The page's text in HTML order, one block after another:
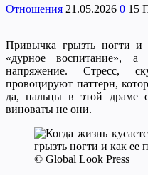
Отношения 21.05.2026 0 15
Привычка грызть ногти
«дурное воспитание», а
напряжение. Стресс,
провоцируют паттерн,
да, пальцы в этой драме
виноваты не они.
© Global Look Press